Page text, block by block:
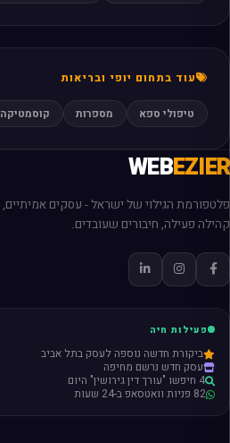
עוד בתחום יופי ובריאות
טיפולי ספא מספרות קוסמטיקה
WEBEZIER
פלטפורמת הגילוי של ישראל - עסקים אמיתיים,
קהילה פעילה, חיבורים שעובדים.
פעילות חיה
ביקורת חדשה נוספה לעסק בתל אביב
עסק חדש נרשם מחיפה
4 חיפשו "עורך דין גירושין" היום
82 פניות וואטסאפ ב-24 שעות